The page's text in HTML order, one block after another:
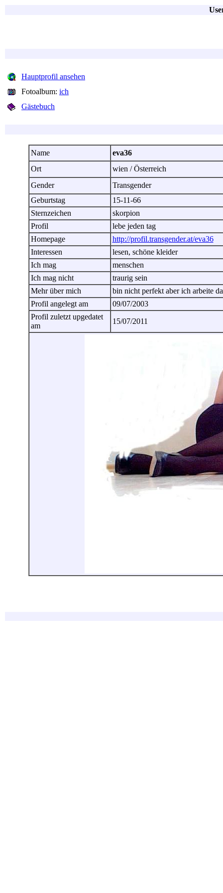
Hauptprofil ansehen
Fotoalbum: ich
Gästebuch
Name
eva36
Ort
wien / Österreich
Gender
Transgender
Geburtstag
15-11-66
Sternzeichen
skorpion
Profil
lebe jeden tag
Homepage
http://profil.transgender.at/eva36
Interessen
lesen, schöne kleider
Ich mag
menschen
Ich mag nicht
traurig sein
Mehr über mich
bin nicht perfekt aber ich arbeite
Profil angelegt am
09/07/2003
Profil zuletzt upgedatet
am
15/07/2011